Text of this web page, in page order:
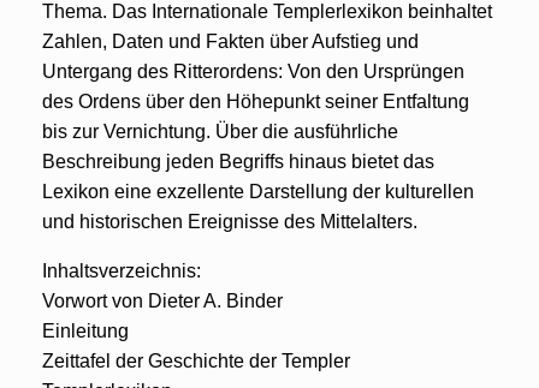
Thema. Das Internationale Templerlexikon beinhaltet
Zahlen, Daten und Fakten über Aufstieg und
Untergang des Ritterordens: Von den Ursprüngen
des Ordens über den Höhepunkt seiner Entfaltung
bis zur Vernichtung. Über die ausführliche
Beschreibung jeden Begriffs hinaus bietet das
Lexikon eine exzellente Darstellung der kulturellen
und historischen Ereignisse des Mittelalters.
Inhaltsverzeichnis:
Vorwort von Dieter A. Binder
Einleitung
Zeittafel der Geschichte der Templer